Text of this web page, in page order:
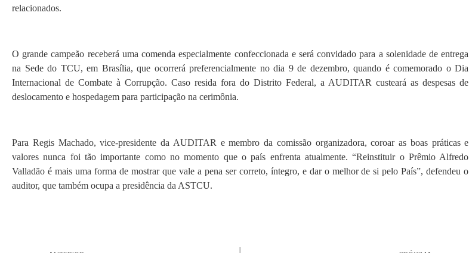
relacionados.
O grande campeão receberá uma comenda especialmente confeccionada e será convidado para a solenidade de entrega
na Sede do TCU, em Brasília, que ocorrerá preferencialmente no dia 9 de dezembro, quando é comemorado o Dia
Internacional de Combate à Corrupção. Caso resida fora do Distrito Federal, a AUDITAR custeará as despesas de
deslocamento e hospedagem para participação na cerimônia.
Para Regis Machado, vice-presidente da AUDITAR e membro da comissão organizadora, coroar as boas práticas e
valores nunca foi tão importante como no momento que o país enfrenta atualmente. “Reinstituir o Prêmio Alfredo
Valladão é mais uma forma de mostrar que vale a pena ser correto, íntegro, e dar o melhor de si pelo País”, defendeu o
auditor, que também ocupa a presidência da ASTCU.